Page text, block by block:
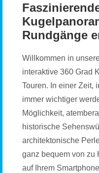
Rundgänge
Willkommen in
interaktive 360 Grad
Touren. In einer Zeit,
immer wichtiger
Möglichkeit,
historische
architektonische
ganz bequem von zu
auf Ihrem